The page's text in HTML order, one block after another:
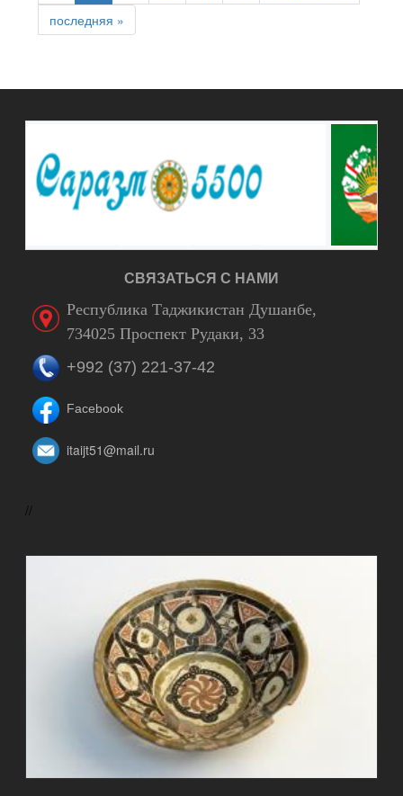
последняя »
СВЯЗАТЬСЯ С НАМИ
Республика Таджикистан Душанбе,
734025 Проспект Рудаки, 33
+992 (37) 221-37-42
Facebook
itaijt51@mail.ru
//